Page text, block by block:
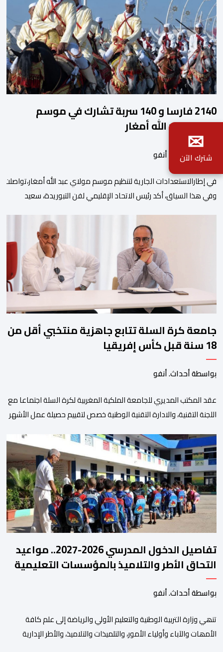
2140 فارسا و 140 سربة تشارك في موسم
مولاي عبد الله أمغار
بواسطة أحداث. أنفو
في إطارالاستعدادات الجارية لتنظيم موسم مولاي عبد الله
وفي هذا السياق، أكد رئيس الاتحاد الإقليمي لفن التبوريدة، سعيد
ولم تخل هذه الدورة من مؤشرات إيجابية على مستوى تنوعالمشاركة،
وتبرز هذه الأرقام الحجم الكبير الذي باتت تعرفه تظاهرةالتبوريدة
ومن المرتقب أن تعرف فعاليات الموسم إقبالا جماهيريا
واسعا،في ظل الشغف الكبير الذي يحظى به فن التبوريدة، باعتبارهأحد
جامعة كرة السلة تتابع جاهزية منتخبي أقل من
18 سنة قبل كأس إفريقيا
بواسطة أحداث. أنفو
عقد المكتب المديري للجامعة الملكية المغربية لكرة السلة اجتماعا مع
اللجنة التقنية، والادارة التقنية الوطنية خصص لتقييم حصيلة عمل الأشهر
المنتخبات الوطنية خلال الفترة الأخيرة. وشهد الاجتماع تقديم عرض
مفصل حول مشاركة المنتخبين الوطنيين لأقل من 18 سنة، إناثا وذكورا،
من طرف اللجنة التقنية التي واكبت كل […]
تفاصيل الدخول المدرسي 2026-2027.. مواعيد
التحاق الأطر والتلاميذ بالمؤسسات التعليمية
بواسطة أحداث. أنفو
تنھي وزارة التربیة الوطنیة والتعلیم الأولي والریاضة إلى علم كافة
الأمھات والآباء وأولیاء الأمور، والتلمیذات والتلامیذ، والأطر الإداریة
✉
شترك الآن